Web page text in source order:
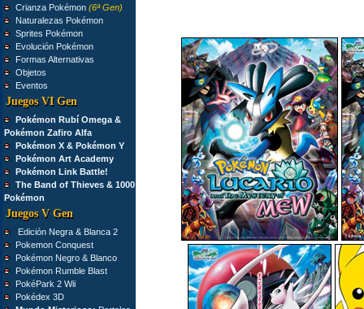
Crianza Pokémon (6ª Gen)
Naturalezas Pokémon
Sprites Pokémon
Evolución Pokémon
Formas Alternativas
Objetos
Eventos
Juegos VI Gen
Pokémon Rubí Omega &
Pokémon Zafiro Alfa
Pokémon X & Pokémon Y
Pokémon Art Academy
Pokémon Link Battle!
The Band of Thieves & 1000
Pokémon
Juegos V Gen
Edición Negra & Blanca 2
Pokemon Conquest
Pokémon Negro & Blanco
Pokémon Rumble Blast
PokéPark 2 Wii
Pokédex 3D